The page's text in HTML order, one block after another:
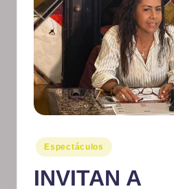
I
n
f
o
r
at
iv
Publicado
en
Espectáculos
INVITAN A